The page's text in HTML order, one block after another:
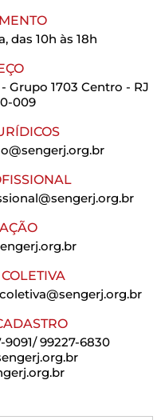
das 10h às 18h
Grupo 1703 Centro - RJ
009
9091/ 99227-6830